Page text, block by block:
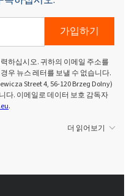
가입하기
하십시오. 귀하의 이메일 주소를
우 뉴스 레터를 보낼 수 없습니다.
Street 4, 56-120 Brzeg Dolny)
다. 이메일로 데이터 보호 감독자
.
더 읽어보기